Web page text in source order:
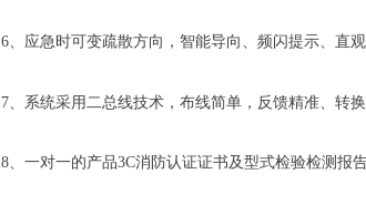
6、应急时可变疏散方向，智能导向、频闪提示、直观
7、系统采用二总线技术，布线简单，反馈精准、转换
8、一对一的产品3C消防认证证书及型式检验检测报告